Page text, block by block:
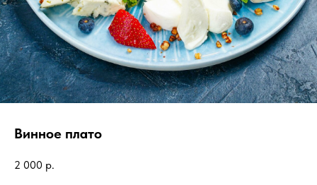
Винное плато
2 000 р.